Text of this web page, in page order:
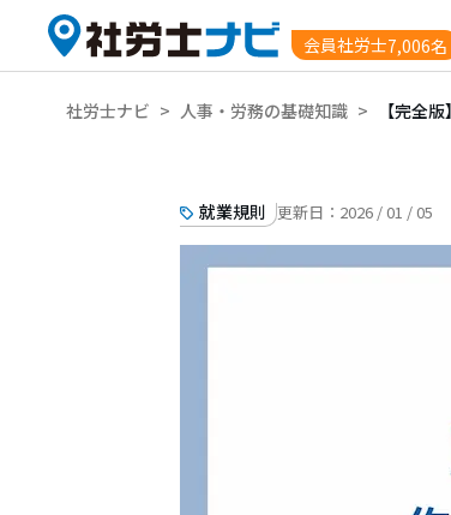
会員社労士7,006名
社労士ナビ > 人事・労務の基礎知識 > 【完全
就業規則 更新日： 2026 / 01 / 05